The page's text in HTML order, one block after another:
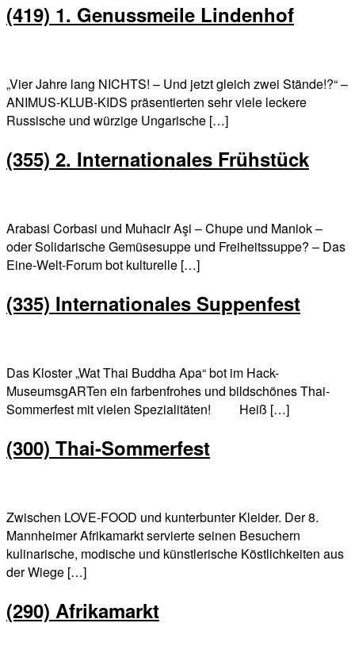
(419) 1. Genussmeile Lindenhof
„Vier Jahre lang NICHTS! – Und jetzt gleich zwei Stände!?“ –
ANIMUS-KLUB-KIDS präsentierten sehr viele leckere
Russische und würzige Ungarische […]
(355) 2. Internationales Frühstück
Arabasi Corbasi und Muhacir Aşi – Chupe und Maniok –
oder Solidarische Gemüsesuppe und Freiheitssuppe? – Das
Eine-Welt-Forum bot kulturelle […]
(335) Internationales Suppenfest
Das Kloster „Wat Thai Buddha Apa“ bot im Hack-
MuseumsgARTen ein farbenfrohes und bildschönes Thai-
Sommerfest mit vielen Spezialitäten! Heiß […]
(300) Thai-Sommerfest
Zwischen LOVE-FOOD und kunterbunter Kleider. Der 8.
Mannheimer Afrikamarkt servierte seinen Besuchern
kulinarische, modische und künstlerische Köstlichkeiten aus
der Wiege […]
(290) Afrikamarkt